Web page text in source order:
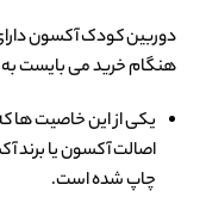
دوربین کودک آکسون
هنگام خرید می بایست به
یکی از این خاصیت ها
اصالت آکسون یا برند
چاپ شده است.